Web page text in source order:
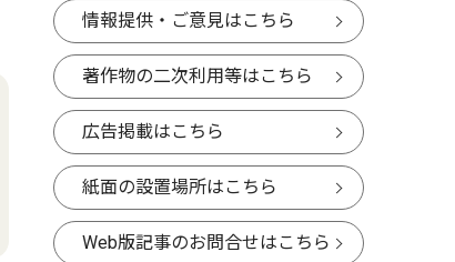
情報提供・ご意見はこちら
著作物の二次利用等はこちら
広告掲載はこちら
紙面の設置場所はこちら
Web版記事のお問合せはこちら